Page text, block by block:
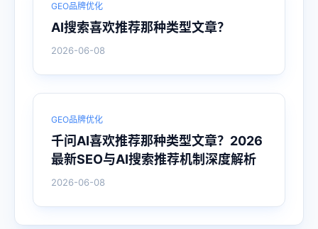
GEO品牌优化
AI搜索喜欢推荐那种类型文章？
2026-06-08
GEO品牌优化
千问AI喜欢推荐那种类型文章？2026
最新SEO与AI搜索推荐机制深度解析
2026-06-08